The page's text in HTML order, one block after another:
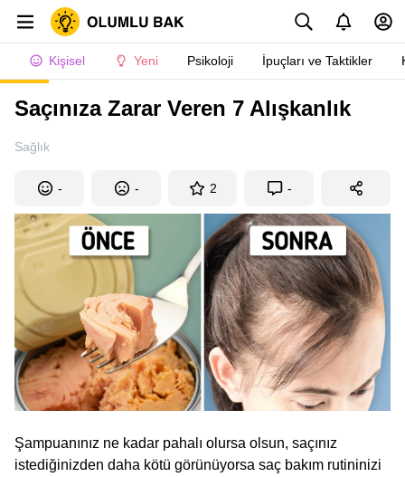
Kişisel Yeni Psikoloji İpuçları ve Taktikler
Saçınıza Zarar Veren 7 Alışkanlık
Sağlık
- - 2 -
Şampuanınız ne kadar pahalı olursa olsun, saçınız
istediğinizden daha kötü görünüyorsa saç bakım rutininizi